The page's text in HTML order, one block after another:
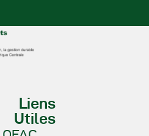
Liens
Utiles